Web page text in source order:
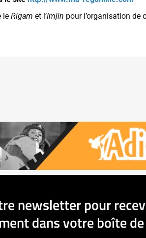
le Rigam et l’Imjin pour l’organisation de
newsletter pour
dans votre boîte